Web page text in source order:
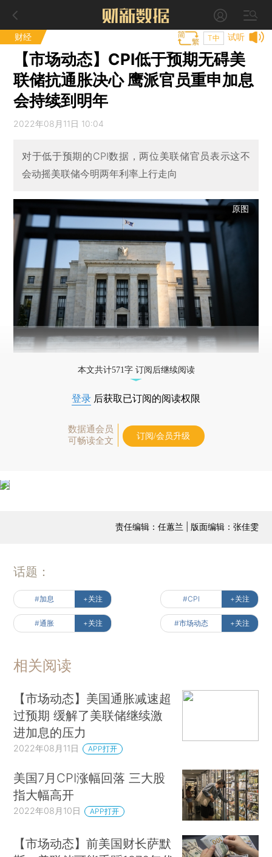
财经 试听
T中
【市场动态】CPI低于预期无碍美
联储抗通胀决心 鹰派官员重申加息
会持续到明年
2022年08月11日 10:04
对于低于预期的CPI数据，两位美联储官员表示这不
会动摇美联储今明两年利率上行走向
原图
本文共计571字 订阅后继续阅读
登录 后获取已订阅的阅读权限
数据通会员
可畅读全文
订阅/会员升级
责任编辑：任蕙兰 | 版面编辑：张佳雯
话题：
#加息 +关注 #CPI +关注
#通胀 +关注 #市场动态 +关注
相关阅读
【市场动态】美国通胀减速超
过预期 缓解了美联储继续激
进加息的压力
2022年08月11日 APP打开
美国7月CPI涨幅回落 三大股
指大幅高开
2022年08月10日 APP打开
【市场动态】前美国财长萨默